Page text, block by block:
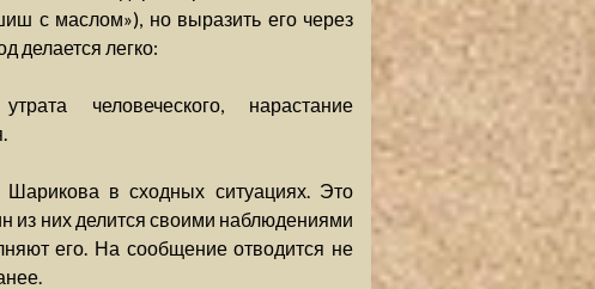
с маслом»), но выразить его через
делается легко:
человеческого, нарастание
в сходных ситуациях. Это
из них делится своими наблюдениями
его. На сообщение отводится не